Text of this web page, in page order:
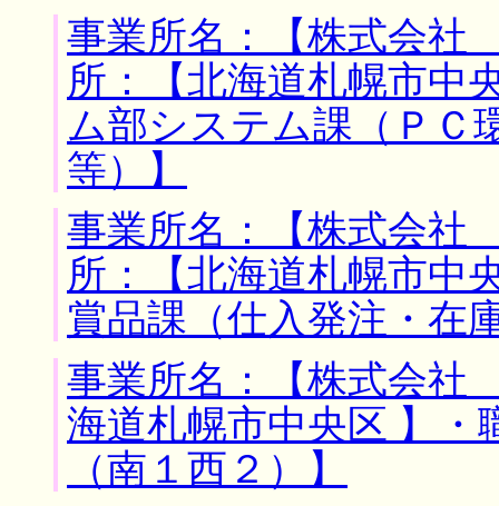
事業所名：【株式会
所：【北海道札幌市中
ム部システム課（ＰＣ
等）】
事業所名：【株式会
所：【北海道札幌市中
賞品課（仕入発注・在
事業所名：【株式会
海道札幌市中央区 】・
（南１西２）】